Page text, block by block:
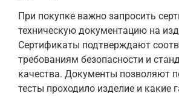
При покупке важно запросить
техническую документацию на
Сертификаты подтверждают
требованиям безопасности и
качества. Документы позволяют
тесты проходило изделие и какие